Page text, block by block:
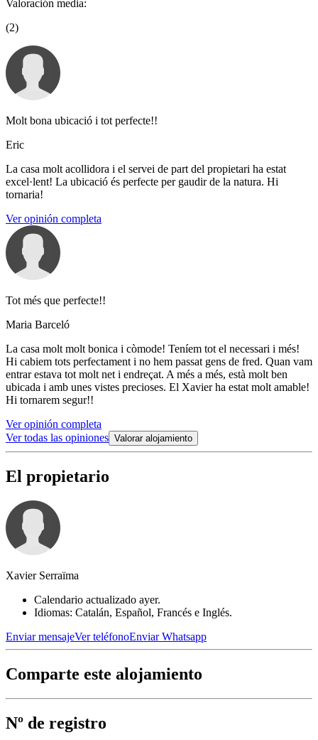
Valoración media:
(2)
Molt bona ubicació i tot perfecte!!
Eric
La casa molt acollidora i el servei de part del propietari ha estat
excel·lent! La ubicació és perfecte per gaudir de la natura. Hi
tornaria!
Ver opinión completa
Tot més que perfecte!!
Maria Barceló
La casa molt molt bonica i còmode! Teníem tot el necessari i més!
Hi cabiem tots perfectament i no hem passat gens de fred. Quan vam
entrar estava tot molt net i endreçat. A més a més, està molt ben
ubicada i amb unes vistes precioses. El Xavier ha estat molt amable!
Hi tornarem segur!!
Ver opinión completa
Ver todas las opiniones Valorar alojamiento
El propietario
Xavier Serraïma
Calendario actualizado ayer.
Idiomas: Catalán, Español, Francés e Inglés.
Enviar mensajeVer teléfonoEnviar Whatsapp
Comparte este alojamiento
Nº de registro